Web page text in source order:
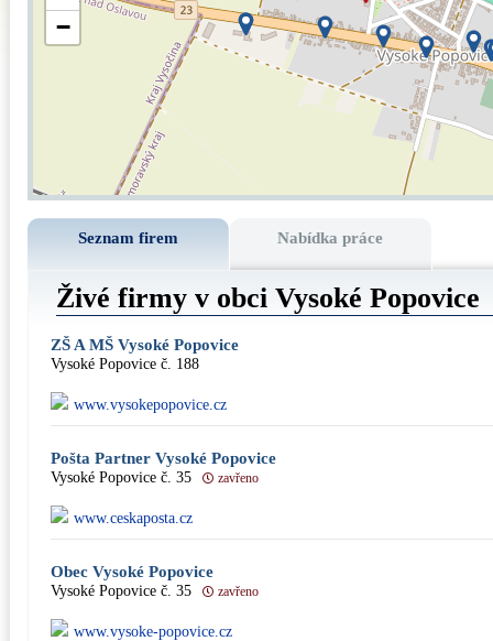
−
Seznam firem Nabídka práce
Živé firmy v obci Vysoké Popovice
ZŠ A MŠ Vysoké Popovice
Vysoké Popovice č. 188
www.vysokepopovice.cz
Pošta Partner Vysoké Popovice
Vysoké Popovice č. 35 zavřeno
www.ceskaposta.cz
Obec Vysoké Popovice
Vysoké Popovice č. 35 zavřeno
www.vysoke-popovice.cz